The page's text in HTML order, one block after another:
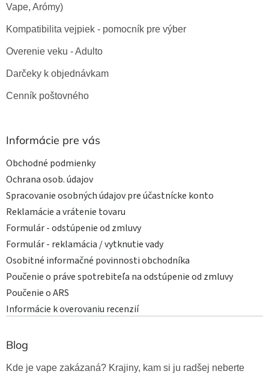
Vape, Arómy)
Kompatibilita vejpiek - pomocník pre výber
Overenie veku - Adulto
Darčeky k objednávkam
Cenník poštovného
Informácie pre vás
Obchodné podmienky
Ochrana osob. údajov
Spracovanie osobných údajov pre účastnícke konto
Reklamácie a vrátenie tovaru
Formulár - odstúpenie od zmluvy
Formulár - reklamácia / vytknutie vady
Osobitné informačné povinnosti obchodníka
Poučenie o práve spotrebiteľa na odstúpenie od zmluvy
Poučenie o ARS
Informácie k overovaniu recenzií
Blog
Kde je vape zakázaná? Krajiny, kam si ju radšej neberte